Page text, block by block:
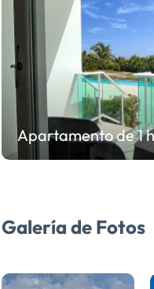
Apartamento de 1
Galería de Fotos